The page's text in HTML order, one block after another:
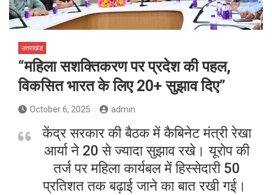
उत्तराखंड
“महिला सशक्तिकरण पर प्रदेश की पहल,
विकसित भारत के लिए 20+ सुझाव दिए”
October 6, 2025 admin
केंद्र सरकार की बैठक में कैबिनेट मंत्री रेखा
आर्या ने 20 से ज्यादा सुझाव रखे। यूरोप की
तर्ज पर महिला कार्यबल में हिस्सेदारी 50
प्रतिशत तक बढ़ाई जाने का बात रखी गई।